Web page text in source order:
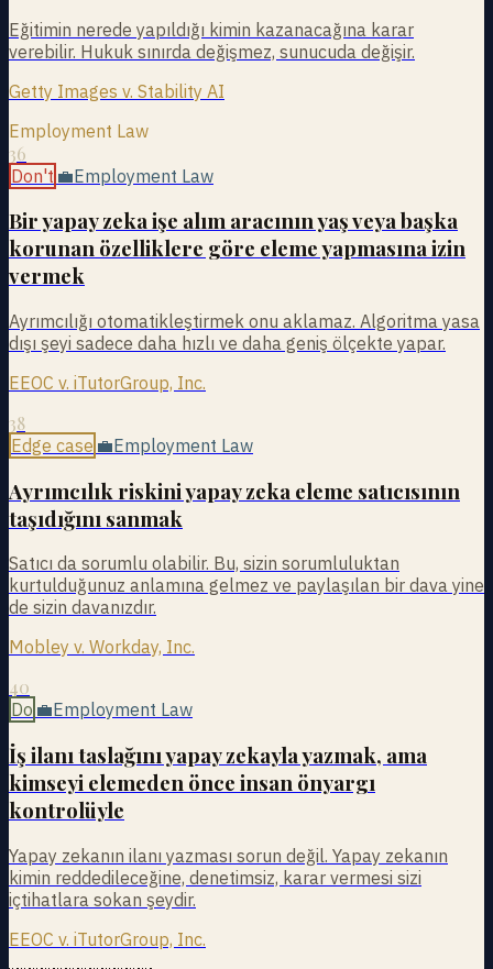
Eğitimin nerede yapıldığı kimin kazanacağına karar
verebilir. Hukuk sınırda değişmez, sunucuda değişir.
Getty Images v. Stability AI
Employment Law
36
Don't 💼Employment Law
Bir yapay zeka işe alım aracının yaş veya başka
korunan özelliklere göre eleme yapmasına izin
vermek
Ayrımcılığı otomatikleştirmek onu aklamaz. Algoritma yasa
dışı şeyi sadece daha hızlı ve daha geniş ölçekte yapar.
EEOC v. iTutorGroup, Inc.
38
Edge case 💼Employment Law
Ayrımcılık riskini yapay zeka eleme satıcısının
taşıdığını sanmak
Satıcı da sorumlu olabilir. Bu, sizin sorumluluktan
kurtulduğunuz anlamına gelmez ve paylaşılan bir dava yine
de sizin davanızdır.
Mobley v. Workday, Inc.
40
Do 💼Employment Law
İş ilanı taslağını yapay zekayla yazmak, ama
kimseyi elemeden önce insan önyargı
kontrolüyle
Yapay zekanın ilanı yazması sorun değil. Yapay zekanın
kimin reddedileceğine, denetimsiz, karar vermesi sizi
içtihatlara sokan şeydir.
EEOC v. iTutorGroup, Inc.